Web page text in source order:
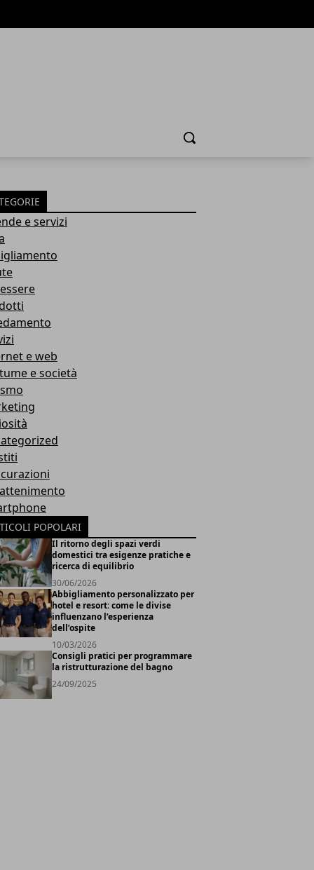
Cerca
e servizi
e web
e società
POPOLARI
Il ritorno degli spazi verdi
domestici tra esigenze pratiche e
ricerca di equilibrio
30/06/2026
Abbigliamento personalizzato per
hotel e resort: come le divise
influenzano l’esperienza
dell’ospite
10/03/2026
Consigli pratici per programmare
la ristrutturazione del bagno
24/09/2025